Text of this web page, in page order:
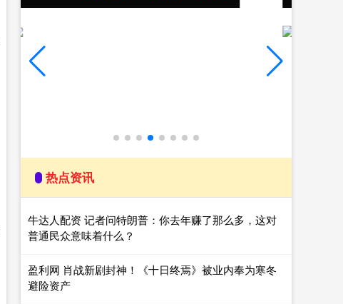
热点资讯
牛达人配资 记者问特朗普：你去年赚了那么多，这对
普通民众意味着什么？
盈利网 肖战新剧封神！《十日终焉》被业内奉为寒冬
避险资产